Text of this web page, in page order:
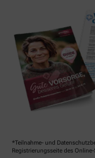
*Teilnahme- und
Registrierungsseite des Online-